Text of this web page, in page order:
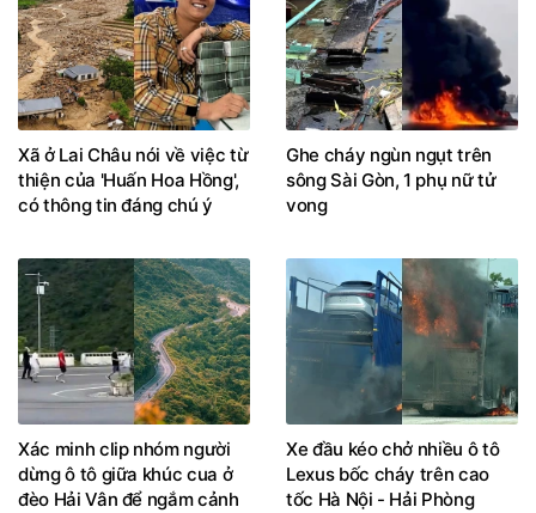
Xã ở Lai Châu nói về việc từ
thiện của 'Huấn Hoa Hồng',
có thông tin đáng chú ý
Ghe cháy ngùn ngụt trên
sông Sài Gòn, 1 phụ nữ tử
vong
Xác minh clip nhóm người
dừng ô tô giữa khúc cua ở
đèo Hải Vân để ngắm cảnh
Xe đầu kéo chở nhiều ô tô
Lexus bốc cháy trên cao
tốc Hà Nội - Hải Phòng